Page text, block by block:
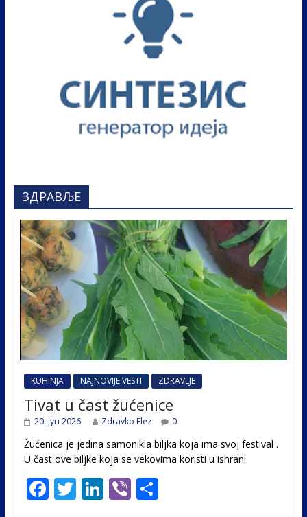
ЗДРАВЉЕ
KUHINJA NAJNOVIJE VESTI ZDRAVLJE
Tivat u čast žućenice
20. јун 2026. Zdravko Elez 0
Žućenica je jedina samonikla biljka koja ima svoj festival .
U čast ovе biljke koja se vekovima koristi u ishrani
F T Li Vi S